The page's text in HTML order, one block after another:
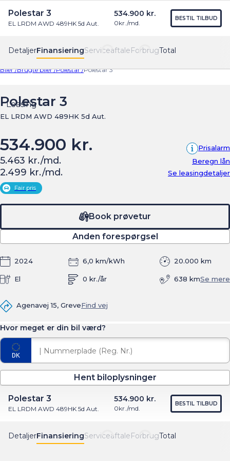
Find os Menu
DetaljerFinansieringServiceaftaleForbrugTotal
Polestar 3
EL LRDM AWD 489HK 5d Aut.
534.900 kr.
0kr./md.
BESTIL TILBUD
Biler /Brugte biler /Polestar /Polestar 3
Leasing
Polestar 3
EL LRDM AWD 489HK 5d Aut.
534.900 kr. Prisalarm
5.463 kr./md. Beregn lån
2.499 kr./md. Se leasingdetaljer
Fair pris
20.000 km
2024 6,0 km/kWh
0 kr./år
El 638 kmSe mere
Book prøvetur
Anden forespørgsel
Agenavej 15, GreveFind vej
Hvor meget er din bil værd?
Hent biloplysninger
DetaljerFinansieringServiceaftale ForbrugTotal
Polestar 3
EL LRDM AWD 489HK 5d Aut.
534.900 kr.
0kr./md.
BESTIL TILBUD